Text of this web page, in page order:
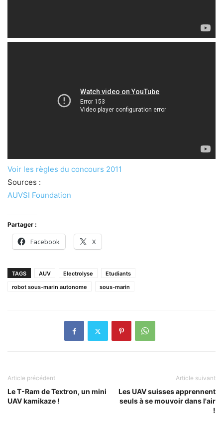
Voir les règles du concours 2011
Sources :
AUVSI Foundation
Partager :
Facebook X
TAGS AUV Electrolyse
Etudiants
robot sous-marin autonome
sous-marin
Article précédent
Le T-Ram de Textron, un mini
UAV kamikaze !
Article suivant
Les UAV suisses apprennent
seuls à se mouvoir dans l'air
!